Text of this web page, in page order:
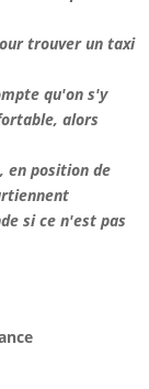
trouver un taxi
qu'on s'y
alors
en position de
si ce n'est pas